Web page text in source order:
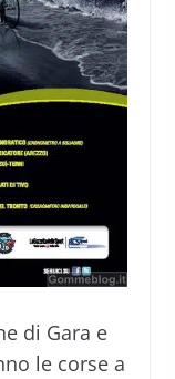
di Gara e
le corse a